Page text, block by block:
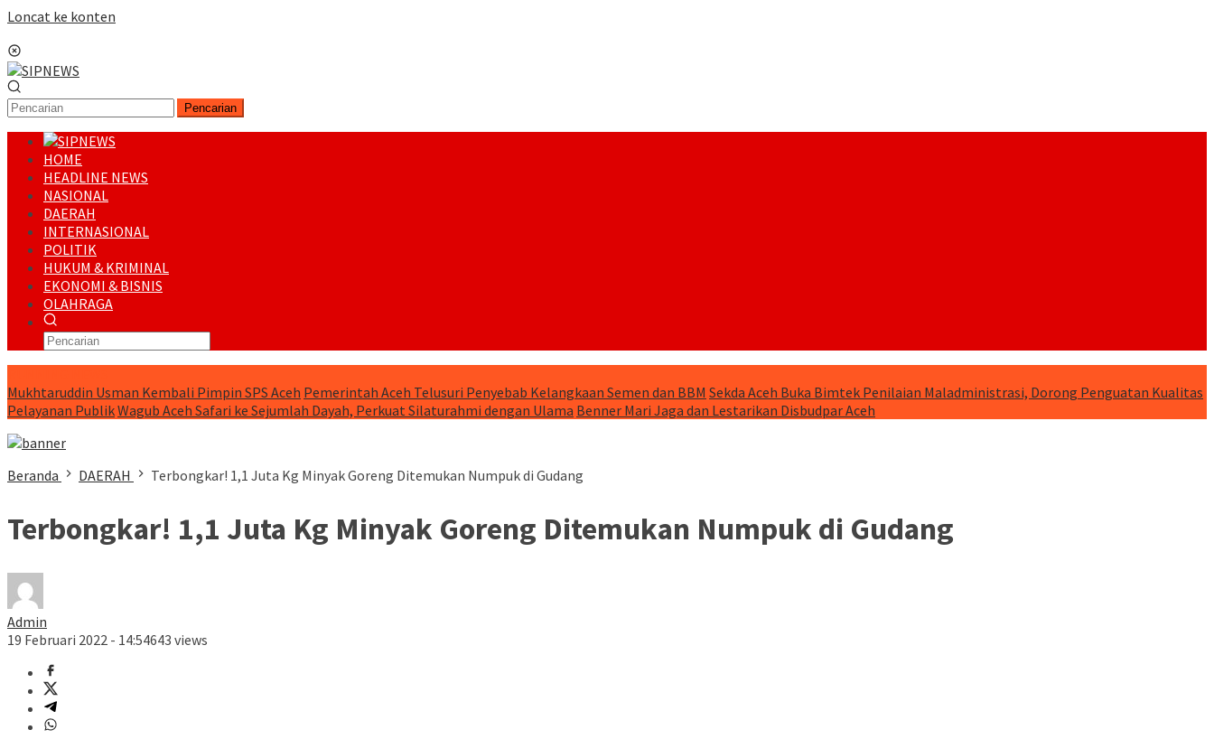
Loncat ke konten
Pencarian
HOME
HEADLINE NEWS
NASIONAL
DAERAH
INTERNASIONAL
POLITIK
HUKUM & KRIMINAL
EKONOMI & BISNIS
OLAHRAGA
Mukhtaruddin Usman Kembali Pimpin SPS Aceh Pemerintah Aceh Telusuri Penyebab Kelangkaan Semen dan BBM Sekda Aceh Buka Bimtek Penilaian Maladministrasi, Dorong Penguatan Kualitas
Pelayanan PublikWagub Aceh Safari ke Sejumlah Dayah, Perkuat Silaturahmi dengan Ulama Benner Mari Jaga dan Lestarikan Disbudpar Aceh
Beranda DAERAH Terbongkar! 1,1 Juta Kg Minyak Goreng Ditemukan Numpuk di Gudang
Terbongkar! 1,1 Juta Kg Minyak Goreng Ditemukan Numpuk di Gudang
Admin
19 Februari 2022 - 14:54643 views